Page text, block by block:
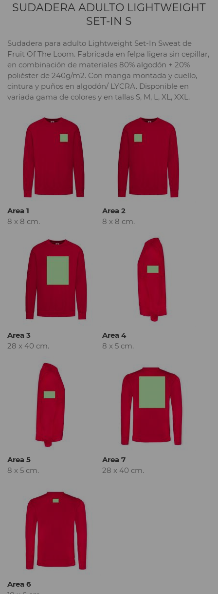
SUDADERA ADULTO LIGHTWEIGHT
SET-IN S
Sudadera para adulto Lightweight Set-In Sweat de
Fruit Of The Loom. Fabricada en felpa ligera sin cepillar,
en combinación de materiales 80% algodón + 20%
poliéster de 240g/m2. Con manga montada y cuello,
cintura y puños en algodón/ LYCRA. Disponible en
variada gama de colores y en tallas S, M, L, XL, XXL.
Area 1
8 x 8 cm.
Area 2
8 x 8 cm.
Area 3
28 x 40 cm.
Area 4
8 x 5 cm.
Area 5
8 x 5 cm.
Area 7
28 x 40 cm.
Area 6